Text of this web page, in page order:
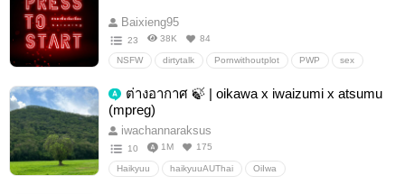
Baixieng95
23 38K 84
NSFW dirtytalk Pornwithoutplot PWP sex
ต่างอากาศ 🍃 | oikawa x iwaizumi x atsumu
(mpreg)
iwachannaraksus
10 1M 175
Haikyuu haikyuuAUThai OiIwa